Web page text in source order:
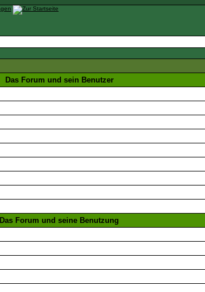
Das Forum und sein Benutzer
Das Forum und seine Benutzung